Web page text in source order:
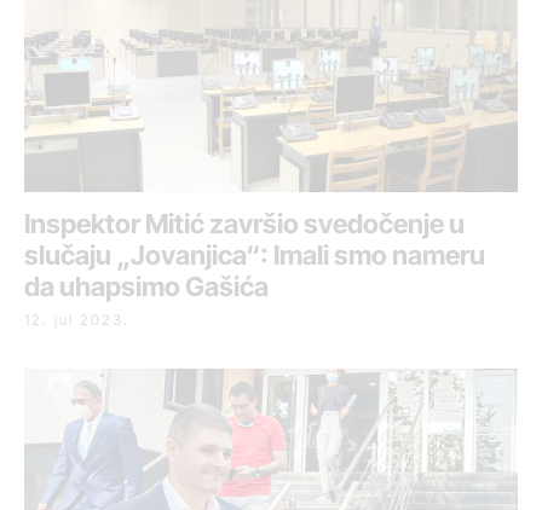
Inspektor Mitić završio svedočenje u
slučaju „Jovanjica“: Imali smo nameru
da uhapsimo Gašića
12. jul 2023.